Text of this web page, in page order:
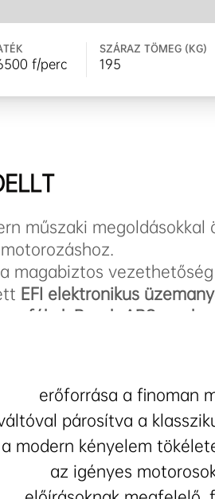
f/perc
SZÁRAZ TÖMEG (KG)
195
műszaki megoldásokkal
magabiztos
EFI elektronikus
Bosch ABS
városi közlekedésről.
miközben
nyújt.
motoros
nélkül
szó macskaköves
Európai hangolású
erőforrása a finoman
párosítva a
a modern kényelem
az igényes